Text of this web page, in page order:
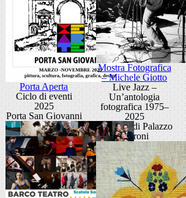
Porta Aperta
Ciclo di eventi
2025
Porta San Giovanni
Mostra Fotografica
– Michele Giotto
Live Jazz –
Un’antologia
fotografica 1975–
2025
Scuderie di Palazzo
Moroni